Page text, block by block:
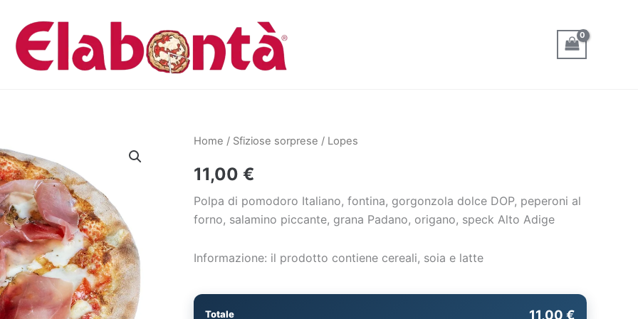
Home / Sfiziose sorprese / Lopes
11,00 €
Polpa di pomodoro Italiano, fontina, gorgonzola dolce DOP, peperoni al
forno, salamino piccante, grana Padano, origano, speck Alto Adige
Informazione: il prodotto contiene cereali, soia e latte
Totale 11,00 €